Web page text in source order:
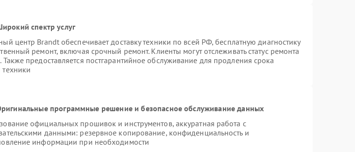
спектр услуг
центр Brandt обеспечивает доставку техники по всей РФ, бесплатную диагностику
ремонт, включая срочный ремонт. Клиенты могут отслеживать статус ремонта
Также предоставляется постгарантийное обслуживание для продления срока
программные решение и безопасное обслуживание данных
официальных прошивок и инструментов, аккуратная работа с
данными: резервное копирование, конфиденциальность и
информации при необходимости